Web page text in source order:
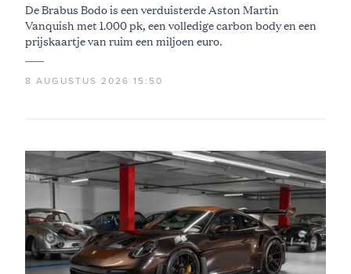
De Brabus Bodo is een verduisterde Aston Martin
Vanquish met 1.000 pk, een volledige carbon body en een
prijskaartje van ruim een miljoen euro.
8 AUGUSTUS 2026 15:50